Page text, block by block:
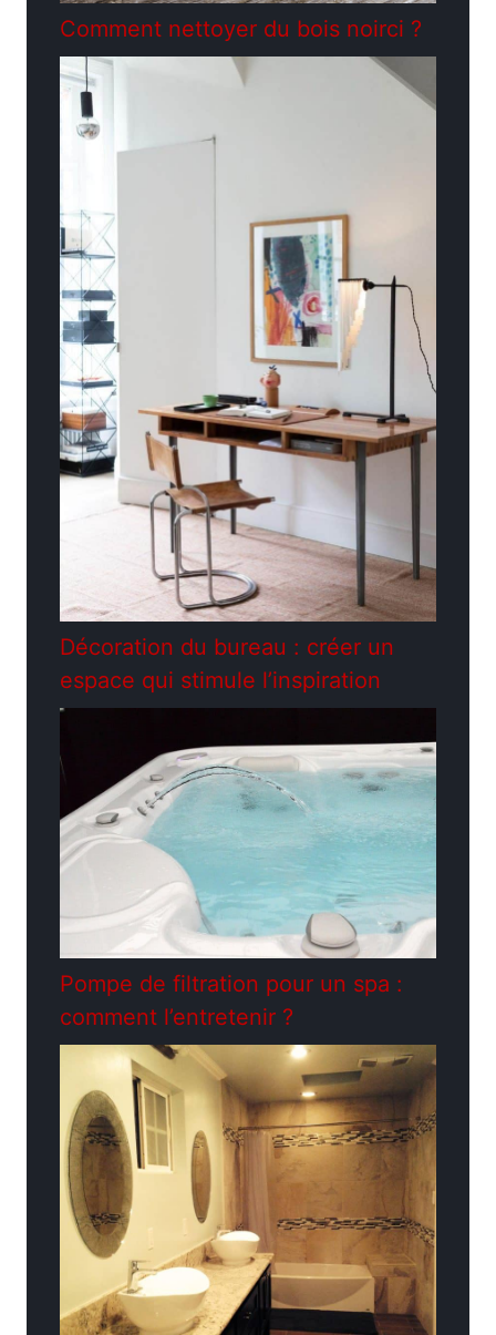
Comment nettoyer du bois noirci ?
Décoration du bureau : créer un
espace qui stimule l’inspiration
Pompe de filtration pour un spa :
comment l’entretenir ?